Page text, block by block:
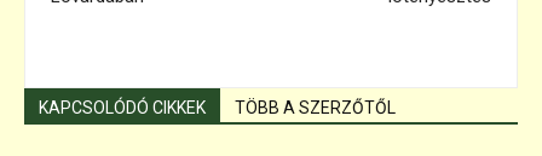
KAPCSOLÓDÓ CIKKEK TÖBB A SZERZŐTŐL